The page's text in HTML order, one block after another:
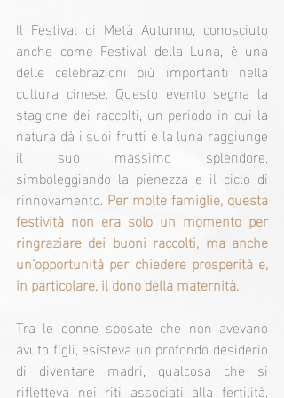
Il Festival di Metà Autunno, conosciuto
anche come Festival della Luna, è una
delle celebrazioni più importanti nella
cultura cinese. Questo evento segna la
stagione dei raccolti, un periodo in cui la
natura dà i suoi frutti e la luna raggiunge
il suo massimo splendore,
simboleggiando la pienezza e il ciclo di
rinnovamento. Per molte famiglie, questa
festività non era solo un momento per
ringraziare dei buoni raccolti, ma anche
un’opportunità per chiedere prosperità e,
in particolare, il dono della maternità.
Tra le donne sposate che non avevano
avuto figli, esisteva un profondo desiderio
di diventare madri, qualcosa che si